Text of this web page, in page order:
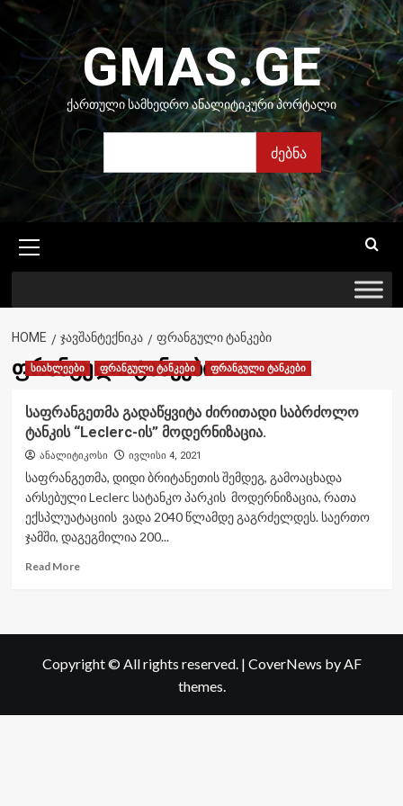
Skip
to
content
GMAS.GE
ᲥᲐᲠᲗᲣᲚᲘ ᲡᲐᲛᲮᲔᲓᲠᲝ ᲐᲜᲐᲚᲘᲢᲘᲙᲣᲠᲘ ᲞᲝᲠᲢᲐᲚᲘ
ძებნა
Menu
HOME ᲯᲐᲕᲨᲐᲜᲢᲔᲥᲜᲘᲙᲐ ᲤᲠᲐᲜᲒᲣᲚᲘ ᲢᲐᲜᲙᲔᲑᲘ
ფრანგული ტანკები
სიახლეები ფრანგული ტანკები ფრანგული ტანკები
საფრანგეთმა გადაწყვიტა ძირითადი საბრძოლო
ტანკის “Leclerc-ის” მოდერნიზაცია.
ანალიტიკოსი ივლისი 4, 2021
საფრანგეთმა, დიდი ბრიტანეთის შემდეგ, გამოაცხადა
არსებული Leclerc სატანკო პარკის მოდერნიზაცია, რათა
ექსპლუატაციის ვადა 2040 წლამდე გაგრძელდეს. საერთო
ჯამში, დაგეგმილია 200...
Read MoreRead
გადაწყვიტა
საბრძოლო
ის”
Copyright © All rights reserved. | CoverNews by AF
themes.